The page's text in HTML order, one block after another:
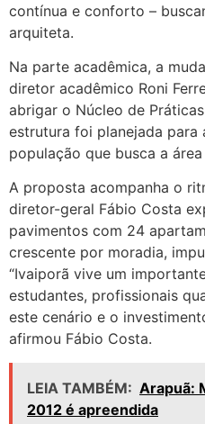
contínua e conforto –
arquiteta.
Na parte acadêmica, a
diretor acadêmico Roni
abrigar o Núcleo de
estrutura foi planejada
população que busca a
A proposta acompanha o
diretor-geral Fábio Costa
pavimentos com 24
crescente por moradia,
“Ivaiporã vive um
estudantes, profissionais
este cenário e o
afirmou Fábio Costa.
LEIA TAMBÉM: Arapuã:
2012 é apreendida